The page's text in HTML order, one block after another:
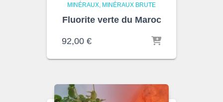
MINÉRAUX MINÉRAUX BRUTE
Fluorite verte du Maroc
92,00 €